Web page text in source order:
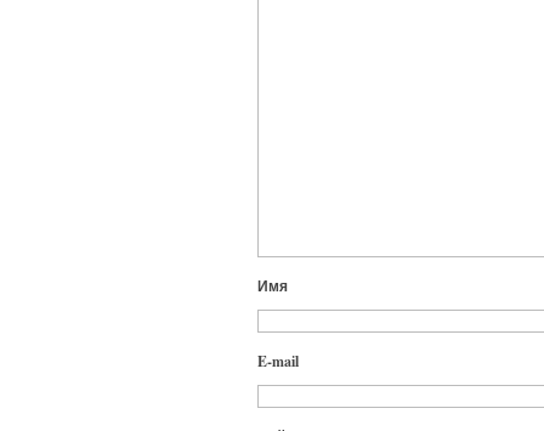
Имя
E-mail